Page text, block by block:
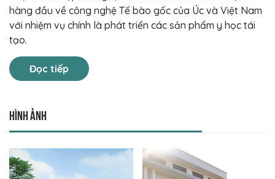
hàng đầu về công nghệ Tế bào gốc của Úc và Việt Nam
với nhiệm vụ chính là phát triển các sản phẩm y học tái
tạo.
Đọc tiếp
Hình ảnh